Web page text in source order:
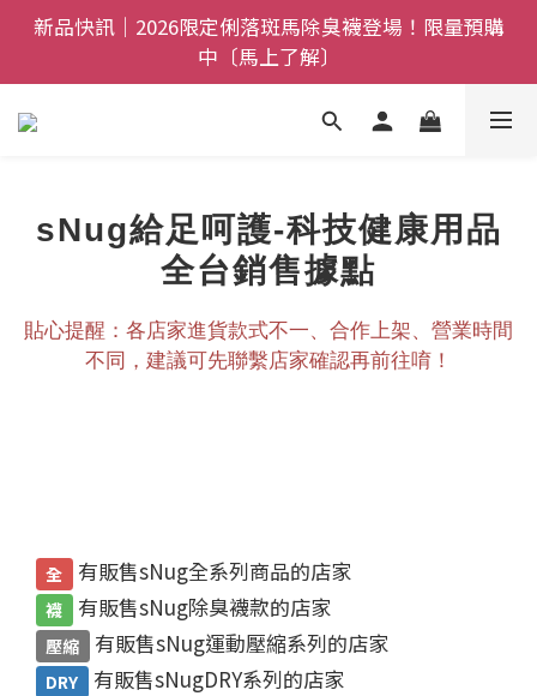
全館$800免運｜任搭８折起｜滿額再送新品-悠哉斑馬
襪〔立即了解〕
新品快訊｜2026限定俐落斑馬除臭襪登場！限量預購
中〔馬上了解〕
父親節禮盒登場｜把舒適送進爸爸的每一天，日夜呵護
一次備好〔馬上了解〕
襪〔立即了解〕
sNug給足呵護-科技健康用品
全台銷售據點
貼心提醒：各店家進貨款式不一、合作上架、營業時間
不同，建議可先聯繫店家確認再前往唷！
全 有販售sNug全系列商品的店家
襪 有販售sNug除臭襪款的店家
壓縮 有販售sNug運動壓縮系列的店家
DRY 有販售sNugDRY系列的店家